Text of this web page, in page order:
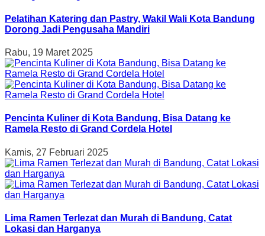
Pelatihan Katering dan Pastry, Wakil Wali Kota Bandung
Dorong Jadi Pengusaha Mandiri
Rabu, 19 Maret 2025
Pencinta Kuliner di Kota Bandung, Bisa Datang ke
Ramela Resto di Grand Cordela Hotel
Kamis, 27 Februari 2025
Lima Ramen Terlezat dan Murah di Bandung, Catat
Lokasi dan Harganya